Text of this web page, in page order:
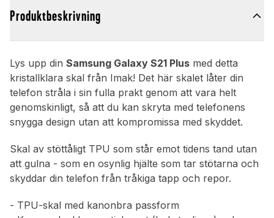
Produktbeskrivning
Lys upp din Samsung Galaxy S21 Plus med detta
kristallklara skal från Imak! Det här skalet låter din
telefon stråla i sin fulla prakt genom att vara helt
genomskinligt, så att du kan skryta med telefonens
snygga design utan att kompromissa med skyddet.
Skal av stöttåligt TPU som står emot tidens tand utan
att gulna - som en osynlig hjälte som tar stötarna och
skyddar din telefon från tråkiga tapp och repor.
- TPU-skal med kanonbra passform